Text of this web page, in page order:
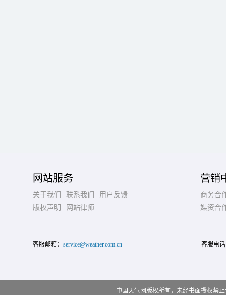
网站服务
关于我们 联系我们
用户反馈
版权声明
网站律师
营销
商务合
媒资合
客服邮箱： service@weather.com.cn 客服电
中国天气网版权所有，未经书面授权